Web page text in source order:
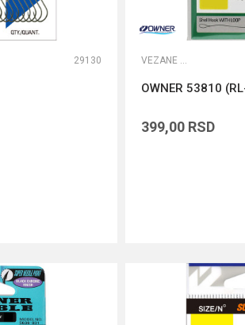
29130 VEZANE UDICE
OWNER 53810
399,00 RSD